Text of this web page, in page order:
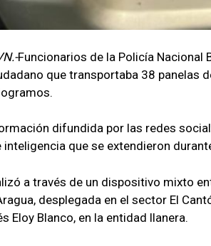
Funcionarios de la Policía Nacional
que transportaba 38 panelas
difundida por las redes
que se extendieron
a través de un dispositivo mixto
desplegada en el sector El
Eloy Blanco, en la entidad llanera.